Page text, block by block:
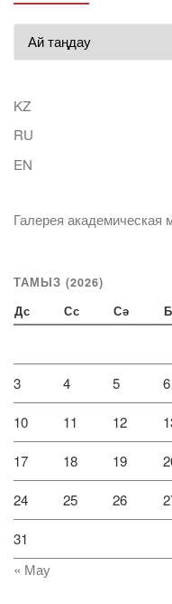
KZ
RU
EN
Галерея академическая
ТАМЫЗ (2026)
Дс Сс Сә
3 4 5 6
10 11 12
17 18 19
24 25 26
31
« Мау